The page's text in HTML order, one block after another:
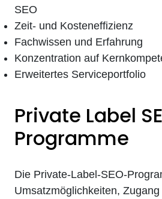
SEO
Zeit- und Kosteneffizienz
Fachwissen und Erfahrung
Konzentration auf
Erweitertes Serviceportfolio
Private Label
Programme
Die Private-Label-SEO-
Umsatzmöglichkeiten,